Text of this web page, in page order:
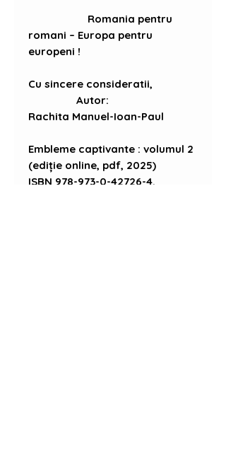
Romania pentru
romani – Europa pentru
europeni !
Cu sincere consideratii,
Autor:
Rachita Manuel-Ioan-Paul
Embleme captivante : volumul 2
(ediție online, pdf, 2025)
ISBN 978-973-0-42726-4.